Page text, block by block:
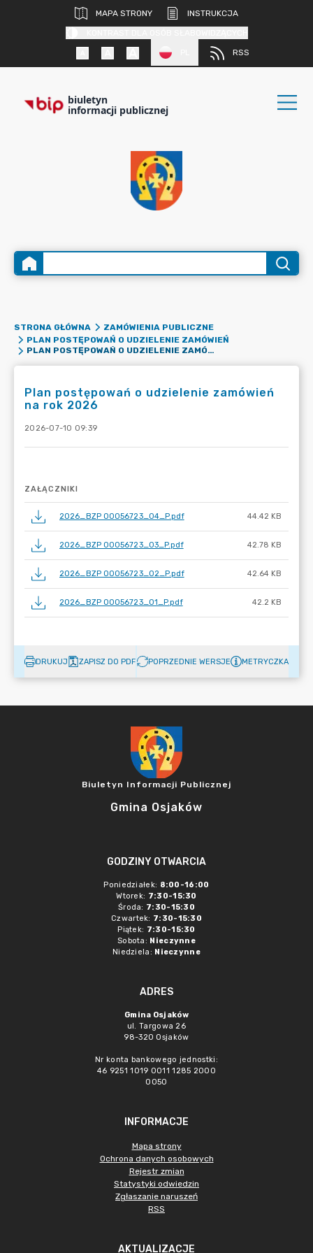
MAPA STRONY
INSTRUKCJA
RSS
biuletyn
informacji publicznej
STRONA GŁÓWNA
ZAMÓWIENIA PUBLICZNE
PLAN POSTĘPOWAŃ O UDZIELENIE ZAMÓWIEŃ
PLAN POSTĘPOWAŃ O UDZIELENIE ZAMÓWIEŃ NA ROK 2026
Plan postępowań o udzielenie zamówień
na rok 2026
2026-07-10 09:39
ZAŁĄCZNIKI
2026_BZP 00056723_04_P.pdf 44.42 KB
2026_BZP 00056723_03_P.pdf 42.78 KB
2026_BZP 00056723_02_P.pdf 42.64 KB
2026_BZP 00056723_01_P.pdf 42.2 KB
DRUKUJ ZAPISZ DO PDF POPRZEDNIE WERSJE METRYCZKA
Biuletyn Informacji Publicznej
Gmina Osjaków
GODZINY OTWARCIA
Poniedziałek: 8:00-16:00
Wtorek: 7:30-15:30
Środa: 7:30-15:30
Czwartek: 7:30-15:30
Piątek: 7:30-15:30
Sobota: Nieczynne
Niedziela: Nieczynne
ADRES
Gmina Osjaków
ul. Targowa 26
98-320 Osjaków
Nr konta bankowego jednostki:
46 9251 1019 0011 1285 2000
0050
INFORMACJE
Mapa strony
Ochrona danych osobowych
Rejestr zmian
Statystyki odwiedzin
Zgłaszanie naruszeń
RSS
AKTUALIZACJE